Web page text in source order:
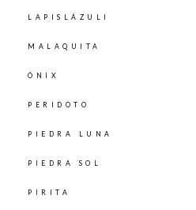
LAPISLÁZULI
MALAQUITA
ÓNIX
PERIDOTO
PIEDRA LUNA
PIEDRA SOL
PIRITA